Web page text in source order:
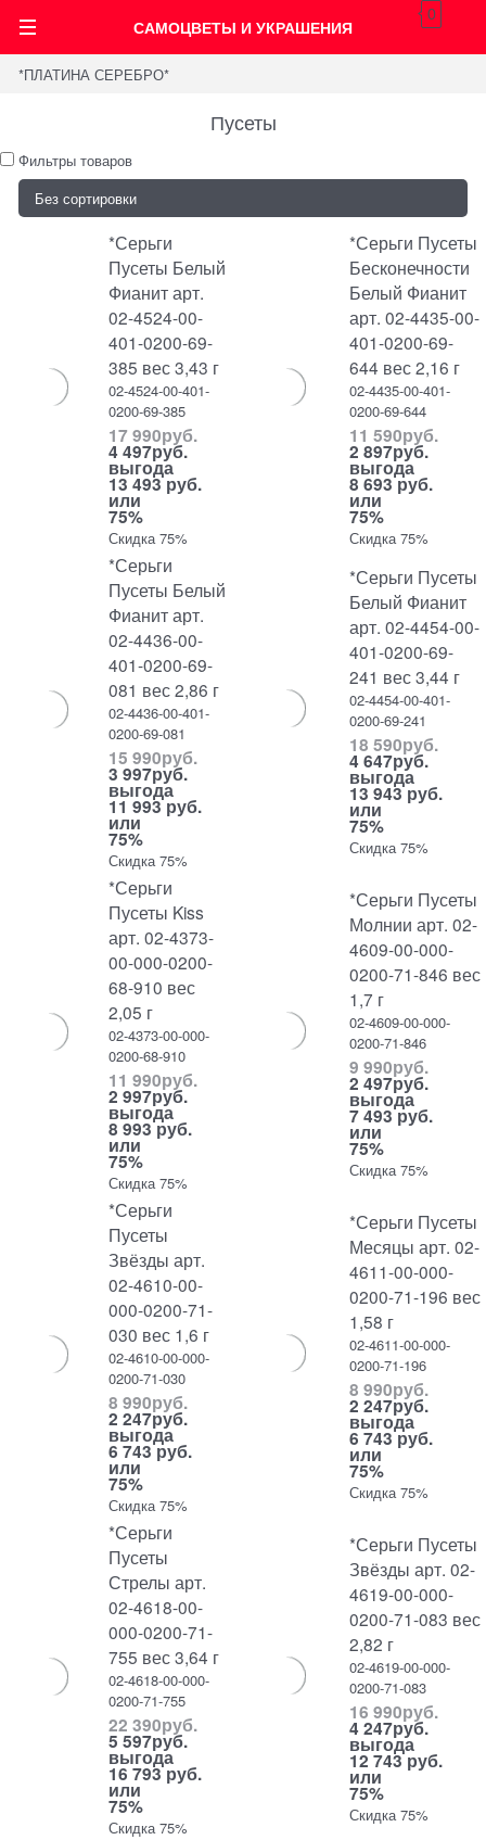
САМОЦВЕТЫ И УКРАШЕНИЯ
0
*ПЛАТИНА СЕРЕБРО*
Пусеты
Фильтры товаров
*Серьги
Пусеты Белый
Фианит арт.
02-4524-00-
401-0200-69-
385 вес 3,43 г
02-4524-00-401-
0200-69-385
17 990руб.
4 497руб.
выгода
13 493 руб.
или
75%
Скидка 75%
*Серьги Пусеты
Бесконечности
Белый Фианит
арт. 02-4435-00-
401-0200-69-
644 вес 2,16 г
02-4435-00-401-
0200-69-644
11 590руб.
2 897руб.
выгода
8 693 руб.
или
75%
Скидка 75%
*Серьги
Пусеты Белый
Фианит арт.
02-4436-00-
401-0200-69-
081 вес 2,86 г
02-4436-00-401-
0200-69-081
15 990руб.
3 997руб.
выгода
11 993 руб.
или
75%
Скидка 75%
*Серьги Пусеты
Белый Фианит
арт. 02-4454-00-
401-0200-69-
241 вес 3,44 г
02-4454-00-401-
0200-69-241
18 590руб.
4 647руб.
выгода
13 943 руб.
или
75%
Скидка 75%
*Серьги
Пусеты Kiss
арт. 02-4373-
00-000-0200-
68-910 вес
2,05 г
02-4373-00-000-
0200-68-910
11 990руб.
2 997руб.
выгода
8 993 руб.
или
75%
Скидка 75%
*Серьги Пусеты
Молнии арт. 02-
4609-00-000-
0200-71-846 вес
1,7 г
02-4609-00-000-
0200-71-846
9 990руб.
2 497руб.
выгода
7 493 руб.
или
75%
Скидка 75%
*Серьги
Пусеты
Звёзды арт.
02-4610-00-
000-0200-71-
030 вес 1,6 г
02-4610-00-000-
0200-71-030
8 990руб.
2 247руб.
выгода
6 743 руб.
или
75%
Скидка 75%
*Серьги Пусеты
Месяцы арт. 02-
4611-00-000-
0200-71-196 вес
1,58 г
02-4611-00-000-
0200-71-196
8 990руб.
2 247руб.
выгода
6 743 руб.
или
75%
Скидка 75%
*Серьги
Пусеты
Стрелы арт.
02-4618-00-
000-0200-71-
755 вес 3,64 г
02-4618-00-000-
0200-71-755
22 390руб.
5 597руб.
выгода
16 793 руб.
или
75%
Скидка 75%
*Серьги Пусеты
Звёзды арт. 02-
4619-00-000-
0200-71-083 вес
2,82 г
02-4619-00-000-
0200-71-083
16 990руб.
4 247руб.
выгода
12 743 руб.
или
75%
Скидка 75%